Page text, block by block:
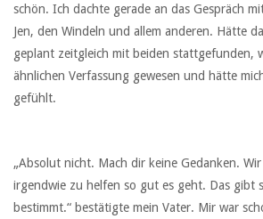
schön. Ich dachte gerade an das Gespräch
Jen, den Windeln und allem anderen. Hätte
geplant zeitgleich mit beiden stattgefunden,
ähnlichen Verfassung gewesen und hätte
gefühlt.
„Absolut nicht. Mach dir keine Gedanken.
irgendwie zu helfen so gut es geht. Das gibt
bestimmt.“ bestätigte mein Vater. Mir war